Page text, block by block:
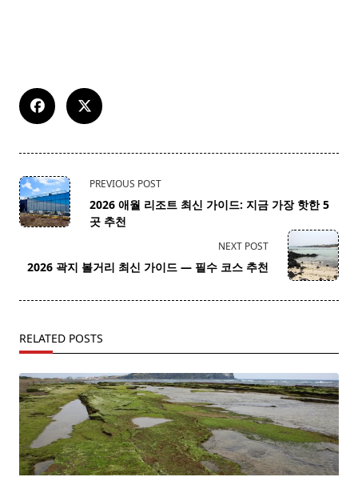
<span
class="nav-
subtitle
reader-
text">Page</span>
PREVIOUS POST
2026 애월 리조트 최신 가이드: 지금 가장 핫한 5
곳 추천
NEXT POST
2026 곽지 볼거리 최신 가이드 — 필수 코스 추천
RELATED POSTS